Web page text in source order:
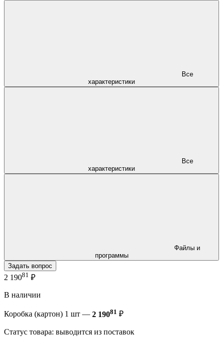
характеристики
характеристики
программы
Задать вопрос
2 19081 ₽
В наличии
Коробка (картон) 1 шт — 2 19081 ₽
Статус товара: выводится из поставок